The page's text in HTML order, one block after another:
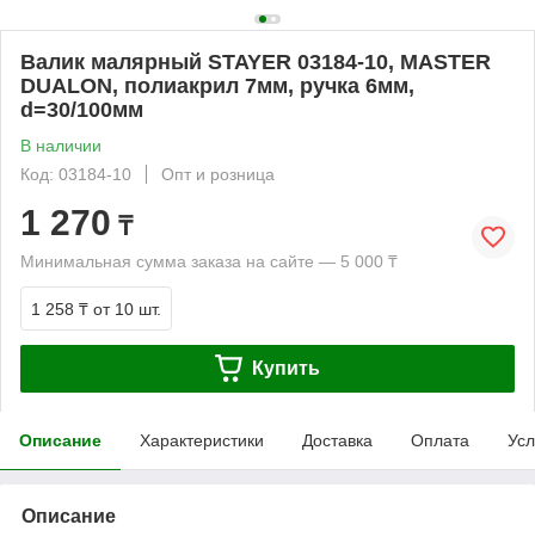
Валик малярный STAYER 03184-10, MASTER
DUALON, полиакрил 7мм, ручка 6мм,
d=30/100мм
В наличии
Код: 03184-10
Опт и розница
1 270 ₸
Минимальная сумма заказа на сайте — 5 000 ₸
1 258 ₸ от 10 шт.
Купить
Описание Характеристики Доставка Оплата
Описание